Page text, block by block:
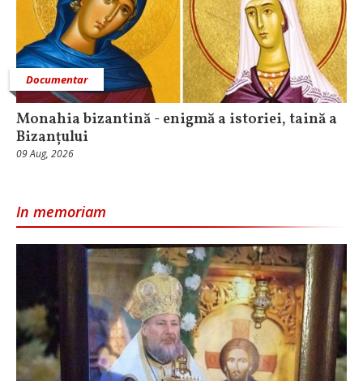
Documentar
Monahia bizantină - enigmă a istoriei, taină a
Bizanțului
09 Aug, 2026
In memoriam